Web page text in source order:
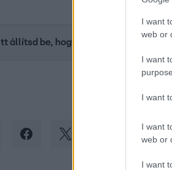
I want
web or
I want
I want
I want
web or
I want
Itt állítsd be, hogy az RTL.hu az elsők